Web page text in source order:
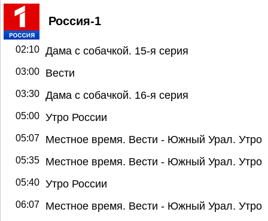
Россия-1
02:10 Дама с собачкой. 15-я серия
03:00 Вести
03:30 Дама с собачкой. 16-я серия
05:00 Утро России
05:07 Местное время. Вести - Южный Урал. Утро
05:35 Местное время. Вести - Южный Урал. Утро
05:40 Утро России
06:07 Местное время. Вести - Южный Урал. Утро